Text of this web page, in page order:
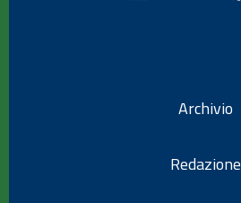
Archivio
Redazione